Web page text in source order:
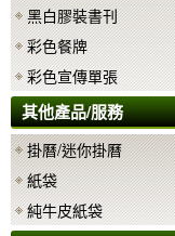
黑白膠裝書刊
彩色餐牌
彩色宣傳單張
其他產品/服務
掛曆/迷你掛曆
紙袋
純牛皮紙袋